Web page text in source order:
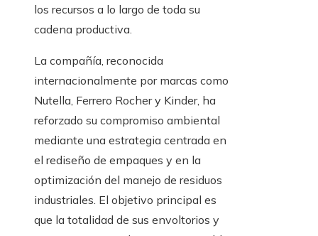
los recursos a lo largo de toda su
cadena productiva.
La compañía, reconocida
internacionalmente por marcas como
Nutella, Ferrero Rocher y Kinder, ha
reforzado su compromiso ambiental
mediante una estrategia centrada en
el rediseño de empaques y en la
optimización del manejo de residuos
industriales. El objetivo principal es
que la totalidad de sus envoltorios y